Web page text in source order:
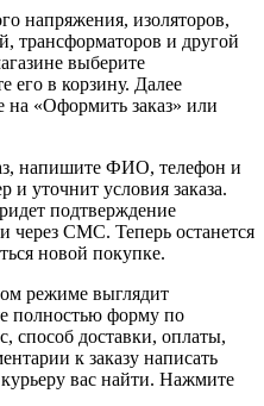
напряжения, изоляторов,
трансформаторов и другой
выберите
его в корзину. Далее
«Оформить заказ» или
напишите ФИО, телефон и
и уточнит условия заказа.
подтверждение
через СМС. Теперь останется
новой покупке.
режиме выглядит
полностью форму по
способ доставки, оплаты,
к заказу написать
вас найти. Нажмите